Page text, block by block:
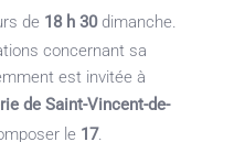
de 18 h 30dimanche.
concernant sa
est invitée à
de Saint-Vincent-de-
le 17.